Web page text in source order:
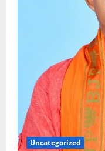
Uncategorized